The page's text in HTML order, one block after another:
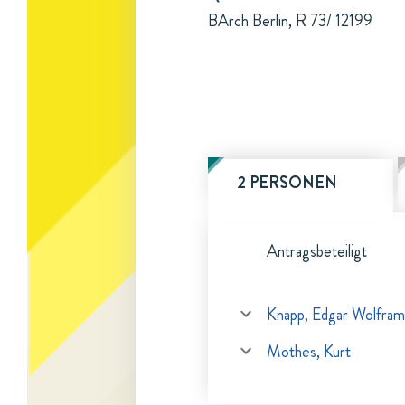
BArch Berlin, R 73/ 12199
2 PERSONEN
Antragsbeteiligt
Knapp, Edgar Wolfram
Mothes, Kurt